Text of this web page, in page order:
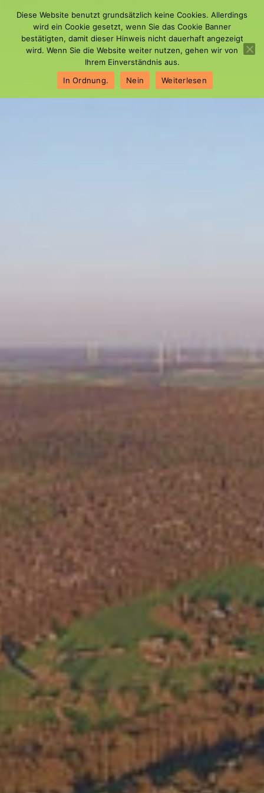
Inhalt
springen
Diese Website benutzt grundsätzlich keine Cookies. Allerdings
wird ein Cookie gesetzt, wenn Sie das Cookie Banner
bestätigten, damit dieser Hinweis nicht dauerhaft angezeigt
wird. Wenn Sie die Website weiter nutzen, gehen wir von
Ihrem Einverständnis aus.
In Ordnung.
Nein Weiterlesen